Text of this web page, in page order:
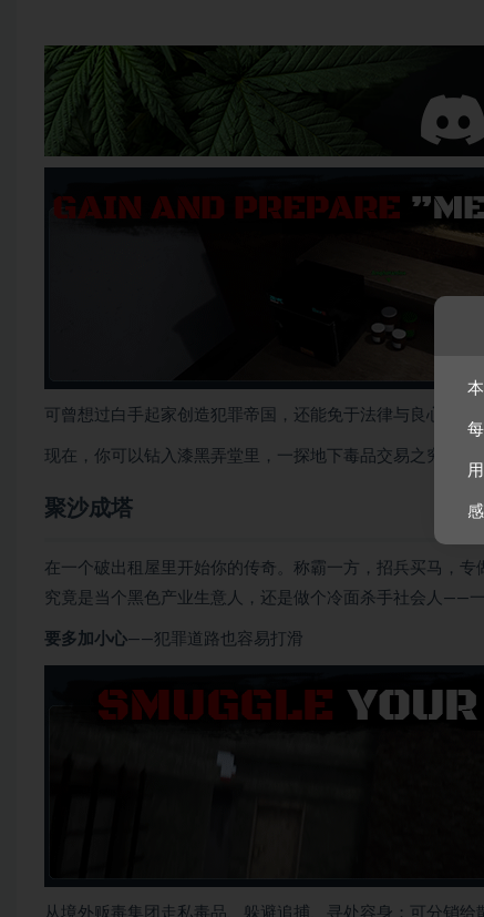
可曾想过白手起家创造犯罪帝国，还能免于法律与良心的制
现在，你可以钻入漆黑弄堂里，一探地下毒品交易之究竟。
聚沙成塔
在一个破出租屋里开始你的传奇。称霸一方，招兵买马，专
究竟是当个黑色产业生意人，还是做个冷面杀手社会人——一
要多加小心——犯罪道路也容易打滑
从境外贩毒集团走私毒品、躲避追捕、寻处容身；可分销给